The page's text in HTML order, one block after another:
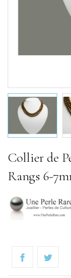
Collier de
Rangs 6-